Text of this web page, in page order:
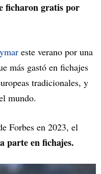
ficharon gratis por
este verano por una
más gastó en fichajes
tradicionales, y
mundo.
Forbes en 2023, el
parte en fichajes.